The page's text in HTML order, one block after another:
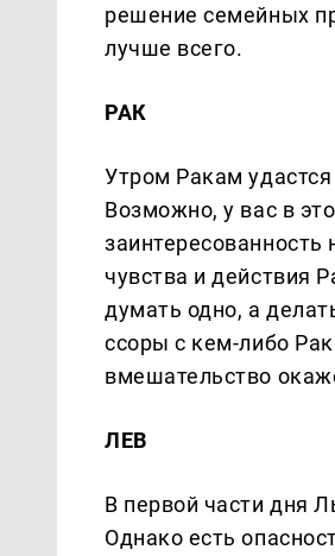
решение семейных
лучше всего.
РАК
Утром Ракам
Возможно, у вас в
заинтересованность
чувства и действия
думать одно, а
ссоры с кем-либо
вмешательство
ЛЕВ
В первой части дня
Однако есть